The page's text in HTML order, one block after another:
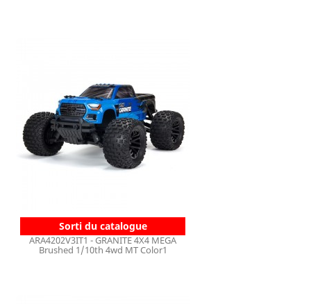
Sorti du catalogue
ARA4202V3IT1 - GRANITE 4X4 MEGA
Brushed 1/10th 4wd MT Color1